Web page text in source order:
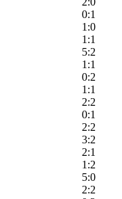
0:1
1:0
1:1
5:2
1:1
0:2
1:1
2:2
0:1
2:2
3:2
2:1
1:2
5:0
2:2